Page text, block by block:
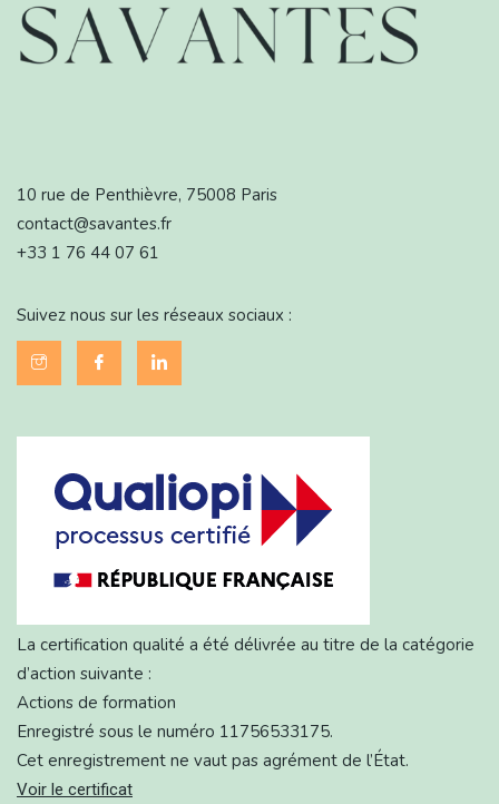
10 rue de Penthièvre, 75008 Paris
contact@savantes.fr
+33 1 76 44 07 61
Suivez nous sur les réseaux sociaux :
La certification qualité a été délivrée au titre de la catégorie
d’action suivante :
Actions de formation
Enregistré sous le numéro 11756533175.
Cet enregistrement ne vaut pas agrément de l’État.
Voir le certificat